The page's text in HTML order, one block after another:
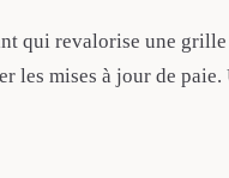
qui revalorise une
les mises à jour de